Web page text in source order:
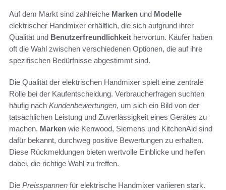
Auf dem Markt sind zahlreiche Marken und Modelle
elektrischer Handmixer erhältlich, die sich aufgrund ihrer
Qualität und Benutzerfreundlichkeit hervortun. Käufer haben
oft die Wahl zwischen verschiedenen Optionen, die auf ihre
spezifischen Bedürfnisse abgestimmt sind.
Die Qualität der elektrischen Handmixer spielt eine zentrale
Rolle bei der Kaufentscheidung. Verbraucherfragen suchten
häufig nach Kundenbewertungen, um sich ein Bild von der
tatsächlichen Leistung und Zuverlässigkeit eines Gerätes zu
machen. Marken wie Kenwood, Siemens und KitchenAid sind
dafür bekannt, durchweg positive Bewertungen zu erhalten.
Diese Rückmeldungen bieten wertvolle Einblicke und helfen
dabei, die richtige Wahl zu treffen.
Die Preisspannen für elektrische Handmixer variieren stark.